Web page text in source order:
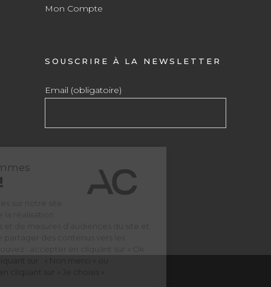
Mon Compte
SOUSCRIRE À LA NEWSLETTER
Email (obligatoire)